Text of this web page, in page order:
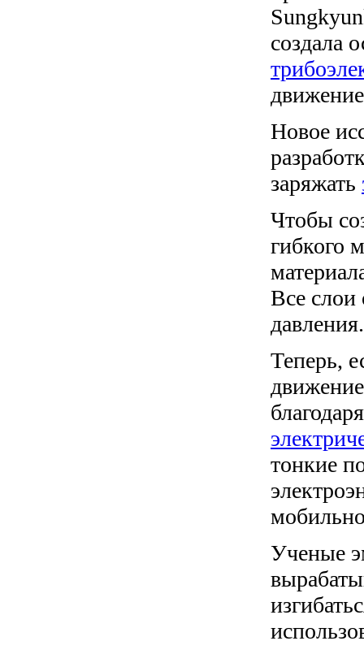
создала
Новое
заряжать
Чтобы
гибкого
Все слои
давления.
Теперь,
тонкие
Ученые